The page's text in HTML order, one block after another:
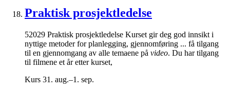
Praktisk prosjektledelse
52029 Praktisk prosjektledelse Kurset gir deg god innsikt i
nyttige metoder for planlegging, gjennomføring ... få tilgang
til en gjennomgang av alle temaene på video. Du har tilgang
til filmene et år etter kurset,
Kurs 31. aug.–1. sep.